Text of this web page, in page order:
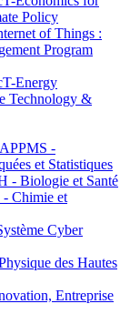
Policy
of Things :
Program
Energy
Technology &
-
et Statistiques
- Biologie et Santé
Chimie et
Cyber
des Hautes
Entreprise